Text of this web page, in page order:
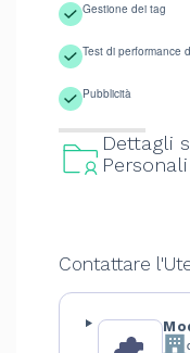
Gestione dei tag
Test di performance
Pubblicità
Dettagli
Personali
Contattare